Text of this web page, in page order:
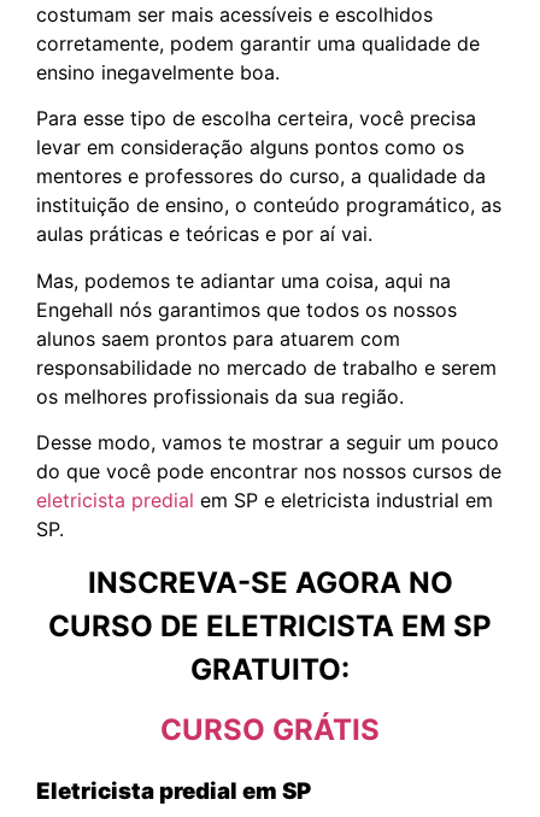
costumam ser mais acessíveis e escolhidos
corretamente, podem garantir uma qualidade de
ensino inegavelmente boa.
Para esse tipo de escolha certeira, você precisa
levar em consideração alguns pontos como os
mentores e professores do curso, a qualidade da
instituição de ensino, o conteúdo programático, as
aulas práticas e teóricas e por aí vai.
Mas, podemos te adiantar uma coisa, aqui na
Engehall nós garantimos que todos os nossos
alunos saem prontos para atuarem com
responsabilidade no mercado de trabalho e serem
os melhores profissionais da sua região.
Desse modo, vamos te mostrar a seguir um pouco
do que você pode encontrar nos nossos cursos de
eletricista predial em SP e eletricista industrial em
SP.
INSCREVA-SE AGORA NO
CURSO DE ELETRICISTA EM SP
GRATUITO:
CURSO GRÁTIS
Eletricista predial em SP